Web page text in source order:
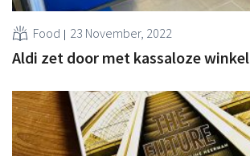
Food 23 November, 2022
Aldi zet door met kassaloze winkel